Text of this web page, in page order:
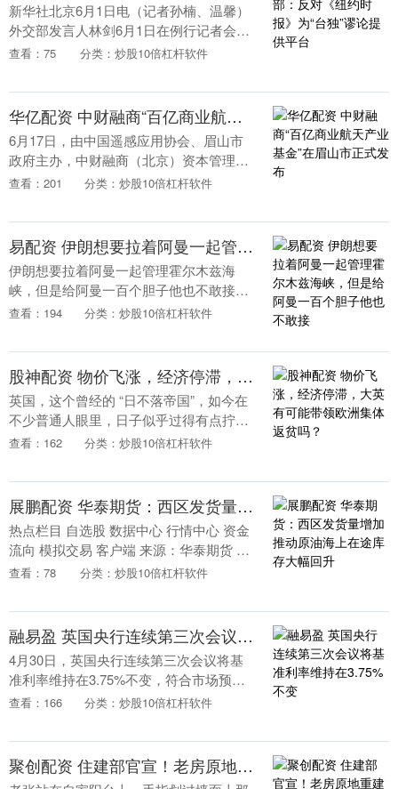
新华社北京6月1日电（记者孙楠、温馨）
外交部发言人林剑6月1日在例行记者会上
说，《纽约时报》为台湾当局散布“台
地区称为“国....
查看：75 分类：炒股10倍杠杆软件
华亿配资 中财融商“百亿商业航天产业基金”在眉山市正式发布
6月17日，由中国遥感应用协会、眉山市
政府主办，中财融商（北京）资本管理有
限公司（简称“中财融商”）协办的第四届
行，公司特别策....
查看：201 分类：炒股10倍杠杆软件
易配资 伊朗想要拉着阿曼一起管理霍尔木兹海峡，但是给阿曼一百个胆子他也不敢接
伊朗想要拉着阿曼一起管理霍尔木兹海
峡，但是给阿曼一百个胆子他也不敢接
啊！ 伊朗外长阿拉格奇表示，他已就霍尔
行了讨论，“这符合....
查看：194 分类：炒股10倍杠杆软件
股神配资 物价飞涨，经济停滞，大英有可能带领欧洲集体返贫吗？
英国，这个曾经的 “日不落帝国”，如今在
不少普通人眼里，日子似乎过得有点拧
巴。吃不起炸鱼薯条、养不起宠物狗或许
扣，这景象难免....
查看：162 分类：炒股10倍杠杆软件
展鹏配资 华泰期货：西区发货量增加推动原油海上在途库存大幅回升
热点栏目 自选股 数据中心 行情中心 资金
流向 模拟交易 客户端 来源：华泰期货 作
者： 康远宁 市场分析 价格价差：绝对价
但....
查看：78 分类：炒股10倍杠杆软件
融易盈 英国央行连续第三次会议将基准利率维持在3.75%不变
4月30日，英国央行连续第三次会议将基
准利率维持在3.75%不变，符合市场预
期。....
查看：166 分类：炒股10倍杠杆软件
聚创配资 住建部官宣！老房原地重建放开，只有这几类房子能办，速看